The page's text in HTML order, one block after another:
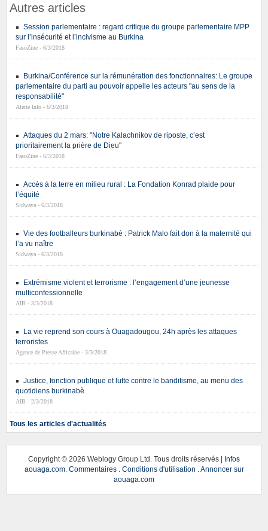
Autres articles
Session parlementaire : regard critique du groupe parlementaire MPP
sur l’insécurité et l’incivisme au Burkina
FasoZine - 6/3/2018
Burkina/Conférence sur la rémunération des fonctionnaires: Le groupe
parlementaire du parti au pouvoir appelle les acteurs "au sens de la
responsabilité"
Alerte Info - 6/3/2018
Attaques du 2 mars: "Notre Kalachnikov de riposte, c’est
prioritairement la prière de Dieu"
FasoZine - 6/3/2018
Accès à la terre en milieu rural : La Fondation Konrad plaide pour
l’équité
Sidwaya - 6/3/2018
Vie des footballeurs burkinabè : Patrick Malo fait don à la maternité qui
l’a vu naître
Sidwaya - 6/3/2018
Extrémisme violent et terrorisme : l’engagement d’une jeunesse
multiconfessionnelle
AIB - 3/3/2018
La vie reprend son cours à Ouagadougou, 24h après les attaques
terroristes
Agence de Presse Africaine - 3/3/2018
Justice, fonction publique et lutte contre le banditisme, au menu des
quotidiens burkinabè
AIB - 2/3/2018
Tous les articles d'actualités
Copyright © 2026 Weblogy Group Ltd. Tous droits réservés | Infos
aouaga.com. Commentaires. Conditions d'utilisation
Annoncer sur
aouaga.com